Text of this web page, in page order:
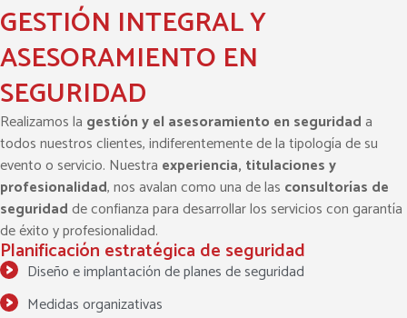
GESTIÓN INTEGRAL Y
ASESORAMIENTO EN
SEGURIDAD
Realizamos la gestión y el asesoramiento en seguridada
todos nuestros clientes, indiferentemente de la tipología de su
evento o servicio. Nuestra experiencia, titulaciones y
profesionalidad, nos avalan como una de las consultorías de
seguridadde confianza para desarrollar los servicios con garantía
de éxito y profesionalidad.
Planificación estratégica de seguridad
Diseño e implantación de planes de seguridad
Medidas organizativas